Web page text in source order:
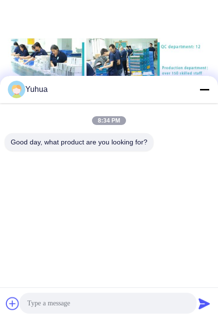
Yuhua
8:34 PM
Good day, what product are you looking for?